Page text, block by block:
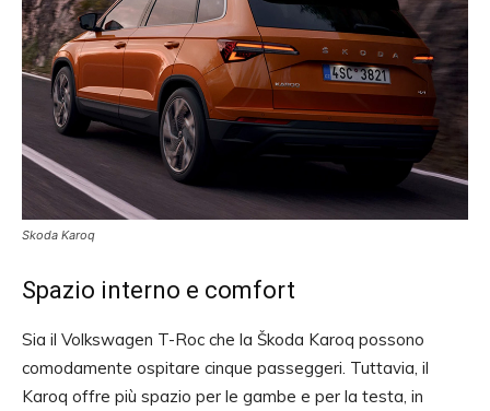
Skoda Karoq
Spazio interno e comfort
Sia il Volkswagen T-Roc che la Škoda Karoq possono
comodamente ospitare cinque passeggeri. Tuttavia, il
Karoq offre più spazio per le gambe e per la testa, in